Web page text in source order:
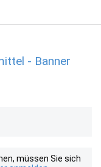
- Banner
müssen Sie sich